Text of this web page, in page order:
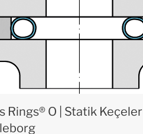
Rings® O | Statik Keçeler |